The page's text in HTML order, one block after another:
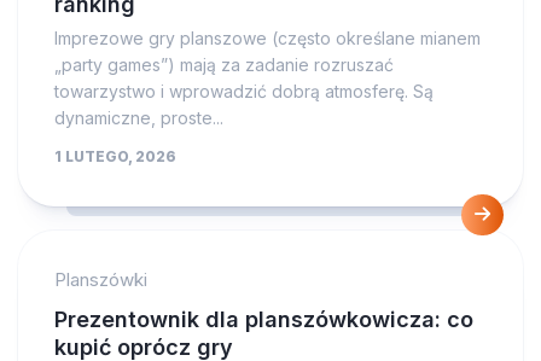
Imprezowe gry planszowe (często określane mianem
„party games”) mają za zadanie rozruszać
towarzystwo i wprowadzić dobrą atmosferę. Są
dynamiczne, proste...
1 LUTEGO, 2026
Planszówki
Prezentownik dla planszówkowicza: co
kupić oprócz gry